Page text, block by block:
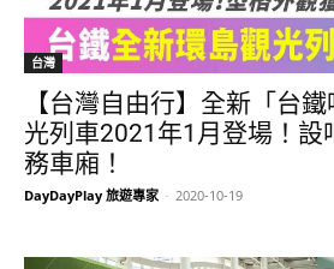
台灣
【台灣自由行】全新「台
光列車2021年1月登場！設
務車廂！
DayDayPlay 旅遊專家 - 2020-10-19